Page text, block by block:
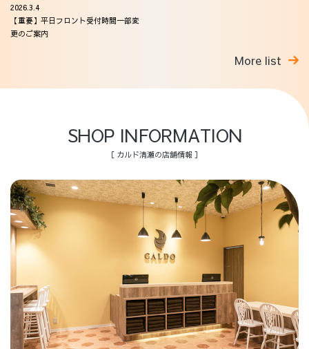
2026.3.4
【重要】平日フロント受付時間一部変
更のご案内
More list
SHOP INFORMATION
［ カルド清瀬の店舗情報 ］